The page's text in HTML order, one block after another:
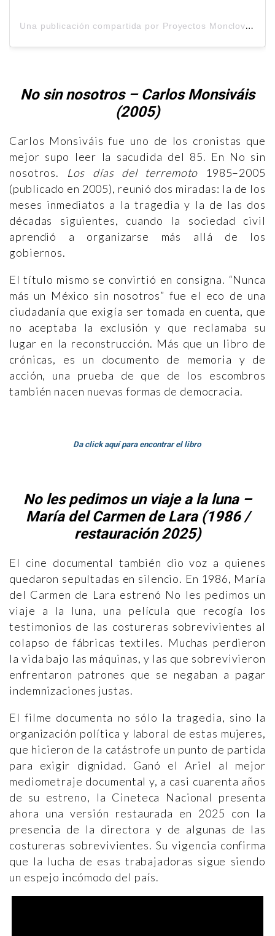
U
na publicación compartida por Proyectos Monclova (@_monclova)
No sin nosotros – Carlos Monsiváis
(2005)
Carlos Monsiváis fue uno de los cronistas que
mejor supo leer la sacudida del 85. En No sin
nosotros.
Los días del terremoto 1985–2005
(publicado en 2005), reunió dos miradas: la de los
meses inmediatos a la tragedia y la de las dos
décadas siguientes, cuando la sociedad civil
aprendió a organizarse más allá de los
gobiernos.
El título mismo se convirtió en consigna. “Nunca
más un México sin nosotros” fue el eco de una
ciudadanía que exigía ser tomada en cuenta, que
no aceptaba la exclusión y que reclamaba su
lugar en la reconstrucción. Más que un libro de
crónicas, es un documento de memoria y de
acción, una prueba de que de los escombros
también nacen nuevas formas de democracia.
Da click aquí para encontrar el libro
No les pedimos un viaje a la luna –
María del Carmen de Lara (1986 /
restauración 2025)
El cine documental también dio voz a quienes
quedaron sepultadas en silencio. En 1986, María
del Carmen de Lara estrenó No les pedimos un
viaje a la luna, una película que recogía los
testimonios de las costureras sobrevivientes al
colapso de fábricas textiles. Muchas perdieron
la vida bajo las máquinas, y las que sobrevivieron
enfrentaron patrones que se negaban a pagar
indemnizaciones justas.
El filme documenta no sólo la tragedia, sino la
organización política y laboral de estas mujeres,
que hicieron de la catástrofe un punto de partida
para exigir dignidad. Ganó el Ariel al mejor
mediometraje documental y, a casi cuarenta años
de su estreno, la Cineteca Nacional presenta
ahora una versión restaurada en 2025 con la
presencia de la directora y de algunas de las
costureras sobrevivientes. Su vigencia confirma
que la lucha de esas trabajadoras sigue siendo
un espejo incómodo del país.